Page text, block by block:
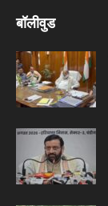
बॉलीवुड